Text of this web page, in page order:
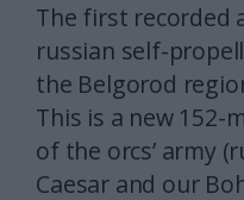
The first recorded
russian self-
the Belgorod
This is a new 152-
of the orcs’ army
Caesar and our